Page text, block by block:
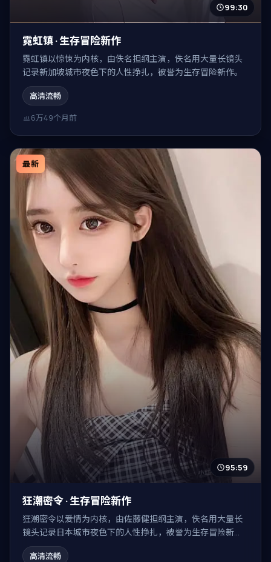
99:30
霓虹镇 · 生存冒险新作
霓虹镇以惊悚为内核，由佚名担纲主演，佚名用大量长镜头
记录新加坡城市夜色下的人性挣扎，被誉为生存冒险新作。
高清流畅
6万49个月前
最新
95:59
狂潮密令 · 生存冒险新作
狂潮密令以爱情为内核，由佐藤健担纲主演，佚名用大量长
镜头记录日本城市夜色下的人性挣扎，被誉为生存冒险新
作。
高清流畅